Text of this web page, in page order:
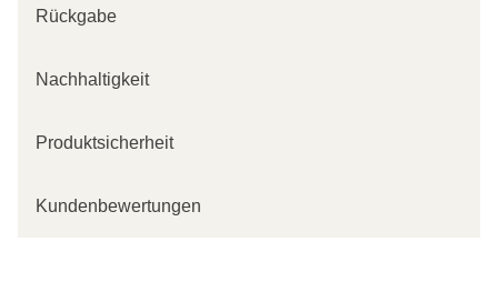
Rückgabe
Nachhaltigkeit
Produktsicherheit
Kundenbewertungen